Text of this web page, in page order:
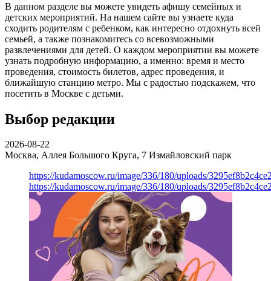
В данном разделе вы можете увидеть афишу семейных и
детских мероприятий. На нашем сайте вы узнаете куда
сходить родителям с ребенком, как интересно отдохнуть всей
семьей, а также познакомитесь со всевозможными
развлечениями для детей. О каждом мероприятии вы можете
узнать подробную информацию, а именно: время и место
проведения, стоимость билетов, адрес проведения, и
ближайшую станцию метро. Мы с радостью подскажем, что
посетить в Москве с детьми.
Выбор редакции
2026-08-22
Москва, Аллея Большого Круга, 7 Измайловский парк
https://kudamoscow.ru/image/336/180/uploads/
https://kudamoscow.ru/image/336/180/uploads/